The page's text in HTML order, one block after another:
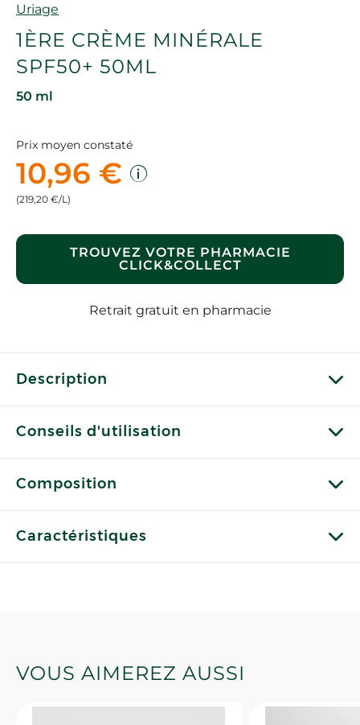
Marque
Uriage
1ÈRE CRÈME MINÉRALE
SPF50+ 50ML
50 ml
Prix moyen constaté
10,96 €
(219,20 €/L)
TROUVEZ VOTRE PHARMACIE
CLICK&COLLECT
Retrait gratuit en pharmacie
Description
Conseils d'utilisation
Composition
Caractéristiques
VOUS AIMEREZ AUSSI